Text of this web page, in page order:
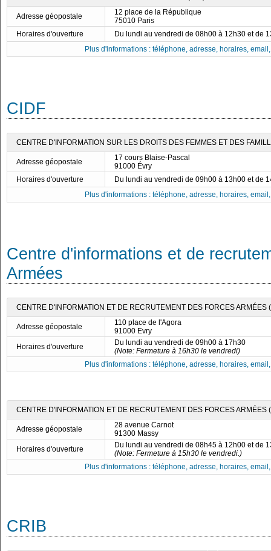
Adresse géopostale
12 place de la République
75010 Paris
Horaires d'ouverture
Du lundi au vendredi de 08h00 à 12h30 et de
Plus d'informations : téléphone, adresse, horaires,
CIDF
CENTRE D'INFORMATION SUR LES DROITS DES FEMMES ET DES
Adresse géopostale
17 cours Blaise-Pascal
91000 Évry
Horaires d'ouverture
Du lundi au vendredi de 09h00 à 13h00 et de
Plus d'informations : téléphone, adresse, horaires,
Centre d'informations et de
Armées
CENTRE D'INFORMATION ET DE RECRUTEMENT DES FORCES ARMÉES
Adresse géopostale
110 place de l'Agora
91000 Evry
Horaires d'ouverture
Du lundi au vendredi de 09h00 à 17h30
(Note: Fermeture à 16h30 le vendredi)
Plus d'informations : téléphone, adresse, horaires,
CENTRE D'INFORMATION ET DE RECRUTEMENT DES FORCES ARMÉES
Adresse géopostale
28 avenue Carnot
91300 Massy
Horaires d'ouverture
Du lundi au vendredi de 08h45 à 12h00 et de
(Note: Fermeture à 15h30 le vendredi.)
Plus d'informations : téléphone, adresse, horaires,
CRIB